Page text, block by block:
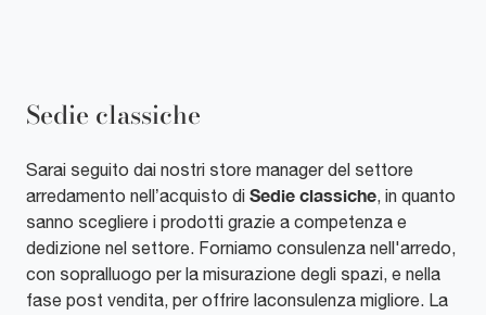
Sedie classiche
Sarai seguito dai nostri store manager del settore
arredamento nell’acquisto di Sedie classiche, in quanto
sanno scegliere i prodotti grazie a competenza e
dedizione nel settore. Forniamo consulenza nell'arredo,
con sopralluogo per la misurazione degli spazi, e nella
fase post vendita, per offrire laconsulenza migliore. La